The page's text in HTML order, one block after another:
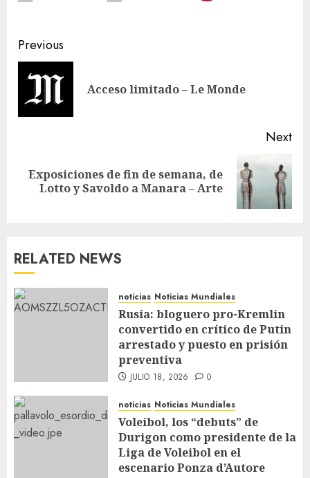
Previous
Acceso limitado – Le Monde
Next
Exposiciones de fin de semana, de
Lotto y Savoldo a Manara – Arte
RELATED NEWS
noticias Noticias Mundiales
Rusia: bloguero pro-Kremlin
convertido en crítico de Putin
arrestado y puesto en prisión
preventiva
JULIO 18, 2026 0
noticias Noticias Mundiales
Voleibol, los “debuts” de
Durigon como presidente de la
Liga de Voleibol en el
escenario Ponza d’Autore